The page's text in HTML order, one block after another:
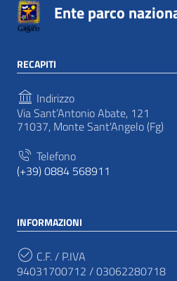
Ente parco
RECAPITI
Indirizzo
Via Sant’Antonio Abate, 121
71037, Monte Sant'Angelo (Fg)
Telefono
(+39) 0884 568911
INFORMAZIONI
C.F. / P.IVA
94031700712 / 03062280718